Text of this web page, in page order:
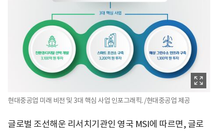
현대중공업 미래 비전 및 3대 핵심 사업 인포그래픽. /현대중공업 제공
글로벌 조선해운 리서치기관인 영국 MSI에 따르면, 글로